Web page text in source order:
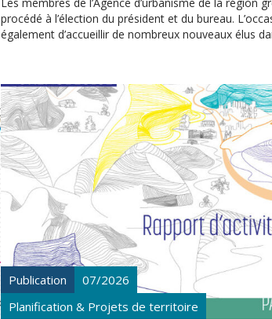
procédé à l’élection du président et du bureau.
également d’accueillir de nombreux nouveaux élus
Publication
07/2026
Planification & Projets de territoire